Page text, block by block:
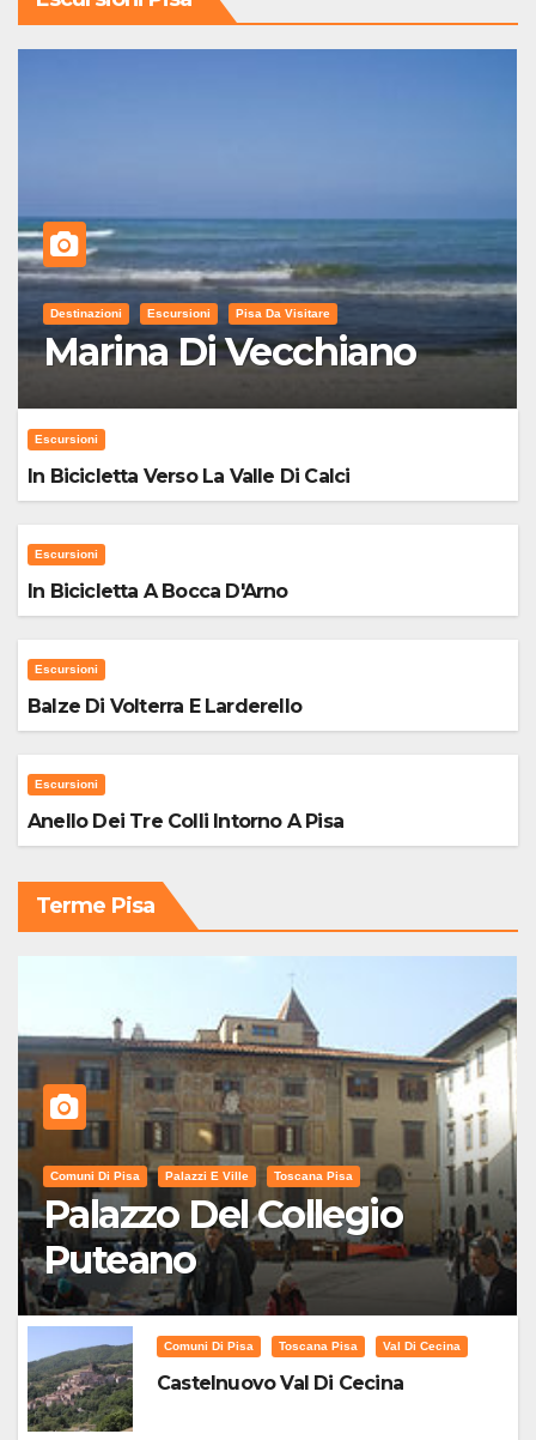
Destinazioni Escursioni Pisa Da Visitare
Marina Di Vecchiano
Escursioni
In Bicicletta Verso La Valle Di Calci
Escursioni
In Bicicletta A Bocca D'Arno
Escursioni
Balze Di Volterra E Larderello
Escursioni
Anello Dei Tre Colli Intorno A Pisa
Terme Pisa
Comuni Di Pisa Palazzi E Ville Toscana Pisa
Palazzo Del Collegio
Puteano
Comuni Di Pisa Toscana Pisa Val Di Cecina
Castelnuovo Val Di Cecina